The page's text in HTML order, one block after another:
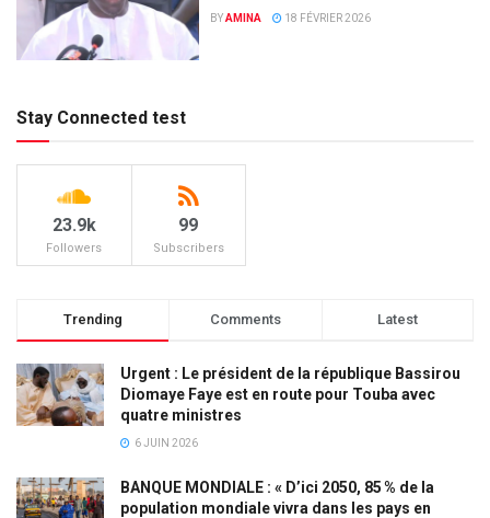
BYAMINA 18 FÉVRIER 2026
Stay Connected test
23.9k
Followers
99
Subscribers
Trending Comments Latest
Urgent : Le président de la république Bassirou
Diomaye Faye est en route pour Touba avec
quatre ministres
6 JUIN 2026
BANQUE MONDIALE : « D’ici 2050, 85 % de la
population mondiale vivra dans les pays en